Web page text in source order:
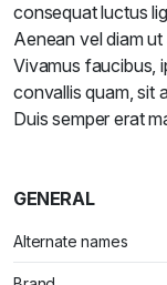
consequat luctus
Aenean vel diam
Vivamus faucibus,
convallis quam, sit
Duis semper erat
GENERAL
Alternate names